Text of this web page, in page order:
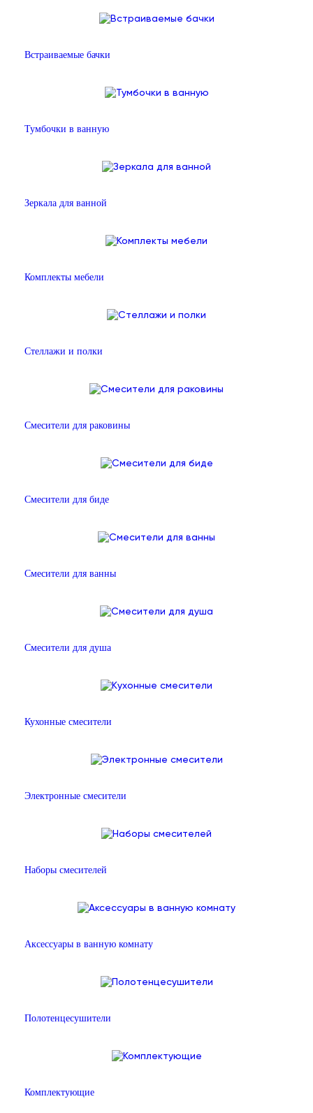
Встраиваемые бачки
Тумбочки в ванную
Зеркала для ванной
Комплекты мебели
Стеллажи и полки
Смесители для раковины
Смесители для биде
Смесители для ванны
Смесители для душа
Кухонные смесители
Электронные смесители
Наборы смесителей
Аксессуары в ванную комнату
Полотенцесушители
Комплектующие